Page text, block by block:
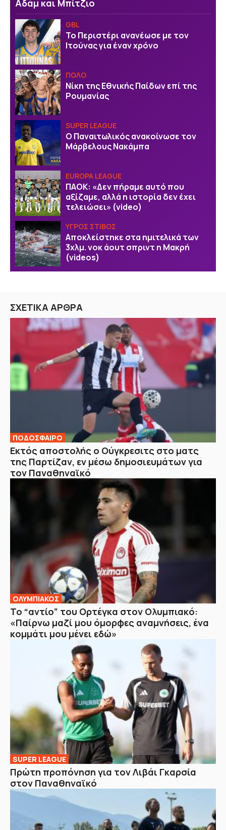
Αδάμ και Μπίτζιο
GBL
Το Περιστέρι ανανέωσε με τον
Ιτούνας για έναν χρόνο
ΠΟΛΟ
Νίκη της Εθνικής Παίδων επί της
Ρουμανίας
SUPER LEAGUE
Ο Παναιτωλικός ανακοίνωσε τον
Μάρβελους Νακάμπα
EUROPA LEAGUE
ΠΑΟΚ: «Δεν πήραμε αυτό που
αξίζαμε, αλλά η ιστορία δεν έχει
τελειώσει» (video)
ΥΓΡΟΣ ΣΤΙΒΟΣ
Αποκλείστηκε στα ημιτελικά των
3χλμ. νοκ άουτ σπριντ η Μακρή
(videos)
ΣΧΕΤΙΚΑ ΑΡΘΡΑ
ΠΟΔΟΣΦΑΙΡΟ
Εκτός αποστολής ο Ούγκρεσιτς στο ματς
της Παρτίζαν, εν μέσω δημοσιευμάτων για
τον Παναθηναϊκό
ΟΛΥΜΠΙΑΚΟΣ
Το “αντίο” του Ορτέγκα στον Ολυμπιακό:
«Παίρνω μαζί μου όμορφες αναμνήσεις, ένα
κομμάτι μου μένει εδώ»
SUPER LEAGUE
Πρώτη προπόνηση για τον Λιβάι Γκαρσία
στον Παναθηναϊκό